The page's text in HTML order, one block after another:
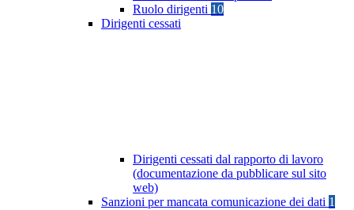
Ruolo dirigenti 10
Dirigenti cessati
Dirigenti cessati dal rapporto di lavoro
(documentazione da pubblicare sul sito
web)
Sanzioni per mancata comunicazione dei dati 1